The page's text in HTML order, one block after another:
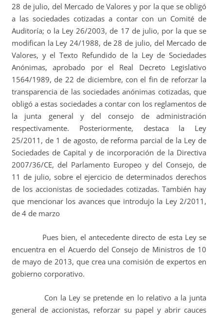
28 de julio, del Mercado de Valores y por la que se obligó
a las sociedades cotizadas a contar con un Comité de
Auditoría; o la Ley 26/2003, de 17 de julio, por la que se
modifican la Ley 24/1988, de 28 de julio, del Mercado de
Valores, y el Texto Refundido de la Ley de Sociedades
Anónimas, aprobado por el Real Decreto Legislativo
1564/1989, de 22 de diciembre, con el fin de reforzar la
transparencia de las sociedades anónimas cotizadas, que
obligó a estas sociedades a contar con los reglamentos de
la junta general y del consejo de administración
respectivamente. Posteriormente, destaca la Ley
25/2011, de 1 de agosto, de reforma parcial de la Ley de
Sociedades de Capital y de incorporación de la Directiva
2007/36/CE, del Parlamento Europeo y del Consejo, de
11 de julio, sobre el ejercicio de determinados derechos
de los accionistas de sociedades cotizadas. También hay
que mencionar los avances que introdujo la Ley 2/2011,
de 4 de marzo
Pues bien, el antecedente directo de esta Ley se
encuentra en el Acuerdo del Consejo de Ministros de 10
de mayo de 2013, que crea una comisión de expertos en
gobierno corporativo.
Con la Ley se pretende en lo relativo a la junta
general de accionistas, reforzar su papel y abrir cauces